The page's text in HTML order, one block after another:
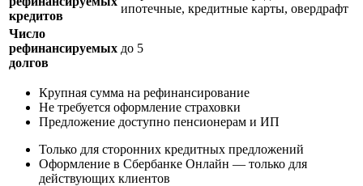
кредитов
ипотечные, кредитные карты, овердрафт
Число
рефинансируемых
долгов
до 5
Крупная сумма на рефинансирование
Не требуется оформление страховки
Предложение доступно пенсионерам и ИП
Только для сторонних кредитных предложений
Оформление в Сбербанке Онлайн — только для
действующих клиентов